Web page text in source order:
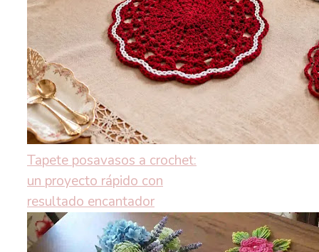
Tapete posavasos a crochet:
un proyecto rápido con
resultado encantador